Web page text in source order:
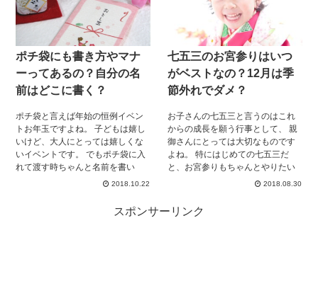
れを読めば参拝もバッチリ！初穂
料についてまとめたので、ぜひ読
んでください。
ポチ袋にも書き方やマナ
ーってあるの？自分の名
前はどこに書く？
ポチ袋と言えば年始の恒例イベン
トお年玉ですよね。 子どもは嬉し
いけど、大人にとっては嬉しくな
いイベントです。 でもポチ袋に入
れて渡す時ちゃんと名前を書い
て、 渡していますか？ 今回はそん
とめちゃいました。 これからくる
お年玉シーズンに役立つ情報です
2018.10.22
七五三のお宮参りはいつ
がベストなの？12月は季
節外れでダメ？
お子さんの七五三と言うのはこれ
からの成長を願う行事として、 親
御さんにとっては大切なものです
よね。 特にはじめての七五三だ
と、お宮参りもちゃんとやりたい
って、 思う親御さんは多いでしょ
トなのかわかりにくいですよね。
今回はそんなお宮参りのタイミン
2018.08.30
スポンサーリンク